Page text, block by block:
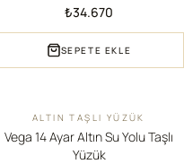
₺34.670
SEPETE EKLE
YENIALTIN TAŞLI YÜZÜK
Vega 14 Ayar Altın Su Yolu Taşlı
Yüzük